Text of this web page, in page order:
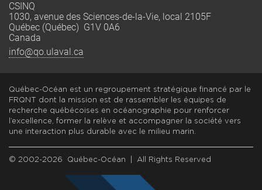
CSINQ
1030, avenue des Sciences-de-la-Vie, local 2105F
Québec (Québec) G1V 0A6
Canada
info@qo.ulaval.ca
Québec-Océan est un regroupement stratégique financé par le
FRQNT dont la mission est de rassembler les équipes de
recherche québécoises en océanographie pour renforcer
l’excellence, former la relève et accompagner la société vers
une interaction plus durable avec le milieu marin.
© 2002-2026 Québec-Océan | All Rights Reserved